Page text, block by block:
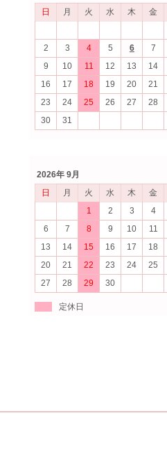
日
月 火 水 木 金
2
3 4 5 6 7
9
10 11 12 13 14
16
17 18 19 20 21
23
24 25 26 27 28
30
31
2026年 9月
日
月 火 水 木 金
1
2 3 4
6
7 8 9 10 11
13
14 15 16 17 18
20
21 22 23 24 25
27
28 29 30
定休日